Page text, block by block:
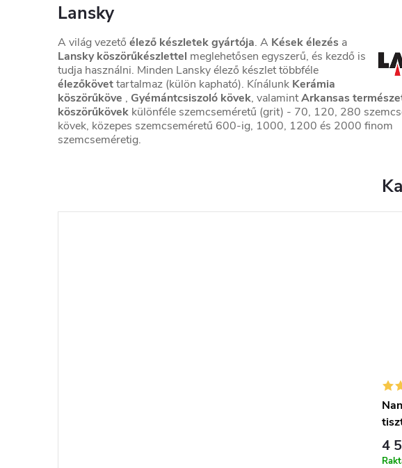
Lansky
A világ vezető élező készletek gyártója. A Kések élezés a
Lansky köszörűkészlettel meglehetősen egyszerű, és kezdő is
tudja használni. Minden Lansky élező készlet többféle
élezőkövettartalmaz (külön kapható). Kínálunk Kerámia
köszörűköve , Gyémántcsiszoló kövek, valamintArkansas
köszörűkövek különféle szemcseméretű (grit) - 70, 120, 280
kövek, közepes szemcseméretű 600-ig, 1000, 1200 és 2000 finom
szemcseméretig.
4